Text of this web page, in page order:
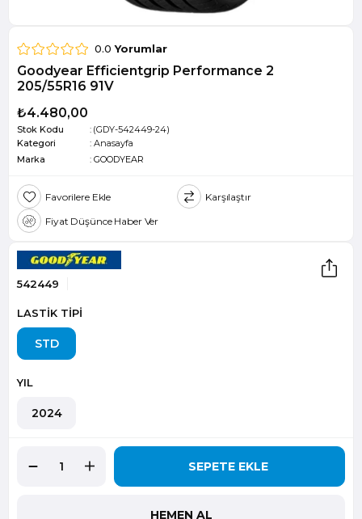
0.0 Yorumlar
Goodyear Efficientgrip Performance 2
205/55R16 91V
₺4.480,00
Stok Kodu
(GDY-542449-24)
Kategori
: Anasayfa
Marka
: GOODYEAR
Favorilere Ekle
Karşılaştır
Fiyat Düşünce Haber Ver
542449
LASTİK TİPİ
STD
YIL
2024